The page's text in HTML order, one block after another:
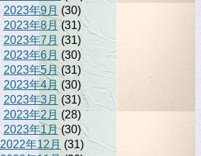
2023年9月 (30)
2023年8月 (31)
2023年7月 (31)
2023年6月 (30)
2023年5月(31)
2023年4月(30)
2023年3月 (31)
2023年2月(28)
2023年1月(30)
2022年12月 (31)